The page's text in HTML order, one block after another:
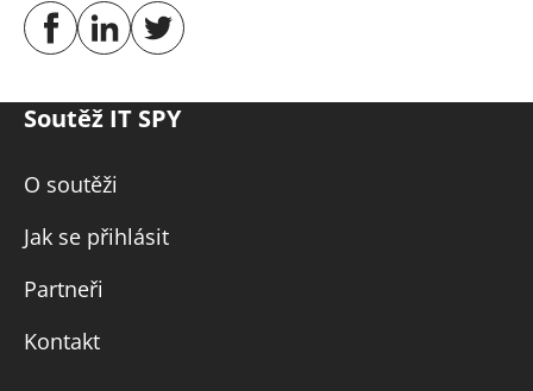
Soutěž IT SPY
O soutěži
Jak se přihlásit
Partneři
Kontakt